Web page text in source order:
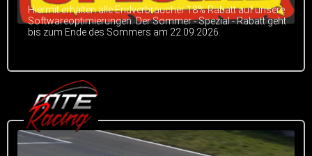
Hiermit erhalten alle Endverbraucher 18% Rabatt auf unsere
Softwareoptimierungen. Der Sommer - Spezial - Rabatt geht
bis zum Ende des Sommers am 22.09.2026.